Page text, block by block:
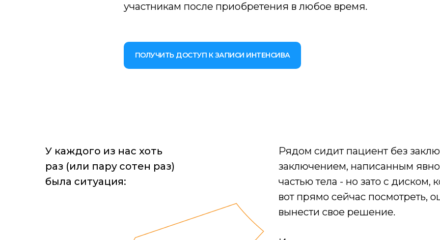
участникам после приобретения в любое время.
ПОЛУЧИТЬ ДОСТУП К ЗАПИСИ ИНТЕНСИВА
Рядом сидит пациент без
заключением, написанным
частью тела - но зато с диском,
вот прямо сейчас посмотреть,
вынести свое решение.
У каждого из нас хоть
раз (или пару сотен раз)
была ситуация: